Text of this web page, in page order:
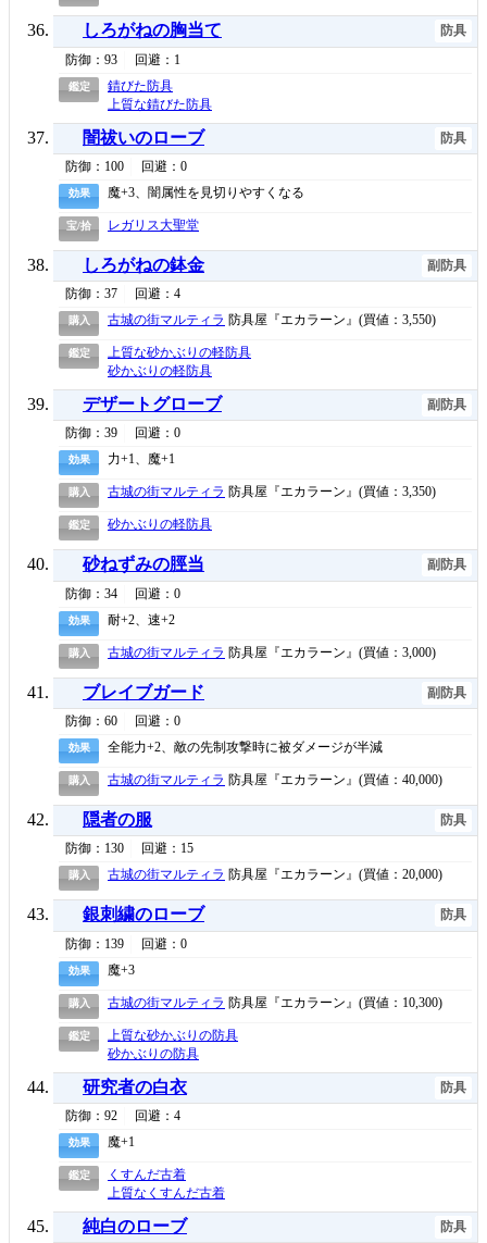
しろがねの胸当て
防具
防御：93
回避：1
鑑定
錆びた防具
上質な錆びた防具
闇祓いのローブ
防具
防御：100
回避：0
効果 魔+3、闇属性を見切りやすくなる
宝/拾 レガリス大聖堂
しろがねの鉢金
副防具
防御：37
回避：4
購入 古城の街マルティラ 防具屋『エカラーン』(買値：3,550)
鑑定
上質な砂かぶりの軽防具
砂かぶりの軽防具
デザートグローブ
副防具
防御：39
回避：0
効果 力+1、魔+1
購入 古城の街マルティラ 防具屋『エカラーン』(買値：3,350)
鑑定 砂かぶりの軽防具
砂ねずみの脛当
副防具
防御：34
回避：0
効果 耐+2、速+2
購入 古城の街マルティラ 防具屋『エカラーン』(買値：3,000)
ブレイブガード
副防具
防御：60
回避：0
効果 全能力+2、敵の先制攻撃時に被ダメージが半減
購入 古城の街マルティラ 防具屋『エカラーン』(買値：40,000)
隠者の服
防具
防御：130
回避：15
購入 古城の街マルティラ 防具屋『エカラーン』(買値：20,000)
銀刺繍のローブ
防具
防御：139
回避：0
効果 魔+3
購入 古城の街マルティラ 防具屋『エカラーン』(買値：10,300)
鑑定
上質な砂かぶりの防具
砂かぶりの防具
研究者の白衣
防具
防御：92
回避：4
効果 魔+1
鑑定
くすんだ古着
上質なくすんだ古着
純白のローブ 防具